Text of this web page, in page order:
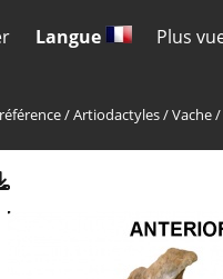
Langue Plus
/Artiodactyles/Vache/